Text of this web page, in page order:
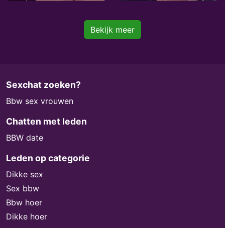
Bekijk meer
Sexchat zoeken?
Bbw sex vrouwen
Chatten met leden
BBW date
Leden op categorie
Dikke sex
Sex bbw
Bbw hoer
Dikke hoer